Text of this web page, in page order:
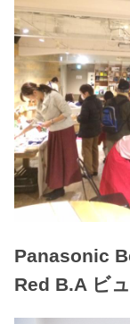
Panasonic
Red B.A ビ